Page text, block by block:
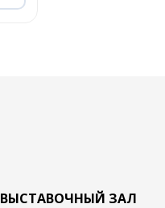
ВЫСТАВОЧНЫЙ ЗАЛ